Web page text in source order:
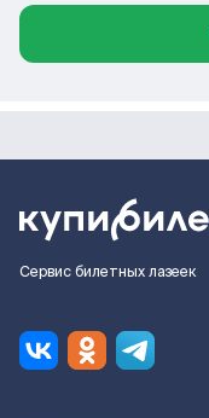
Сервис билетных лазеек